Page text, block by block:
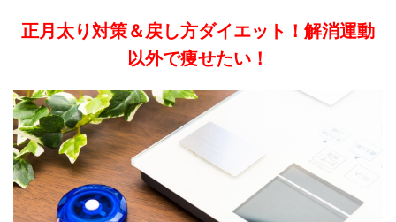
正月太り対策＆戻し方ダイエット！解消運動
以外で痩せたい！